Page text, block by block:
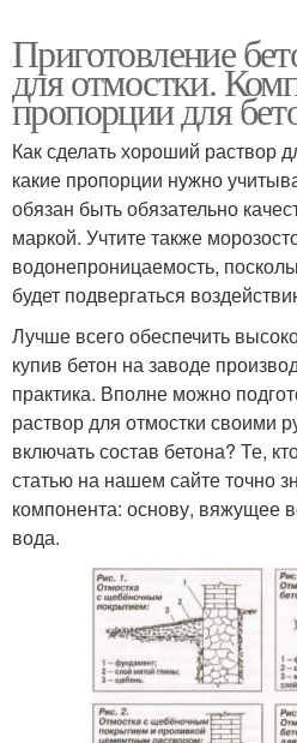
Приготовление
для отмостки.
пропорции для
Как сделать хороший раствор
какие пропорции нужно
обязан быть обязательно
маркой. Учтите также
водонепроницаемость,
будет подвергаться
Лучше всего обеспечить
купив бетон на заводе
практика. Вполне можно
раствор для отмостки своими
включать состав бетона? Те,
статью на нашем сайте точно
компонента: основу, вяжущее
вода.